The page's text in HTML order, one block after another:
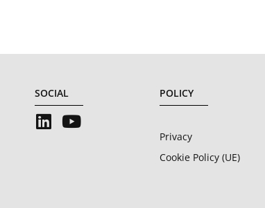
SOCIAL POLICY
Privacy
Cookie Policy (UE)